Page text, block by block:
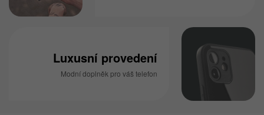
Luxusní provedení
Modní doplněk pro váš telefon